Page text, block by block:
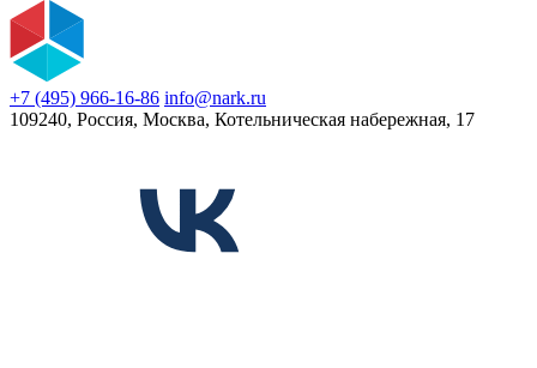
+7 (495) 966-16-86 info@nark.ru
109240, Россия, Москва, Котельническая набережная, 17